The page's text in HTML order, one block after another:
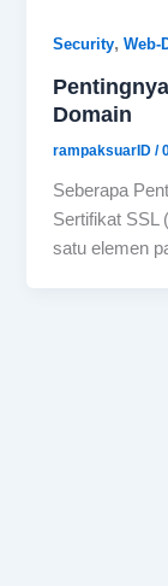
Security,Web-
Domain
rampaksuarID/
Seberapa
Sertifikat SSL
satu elemen